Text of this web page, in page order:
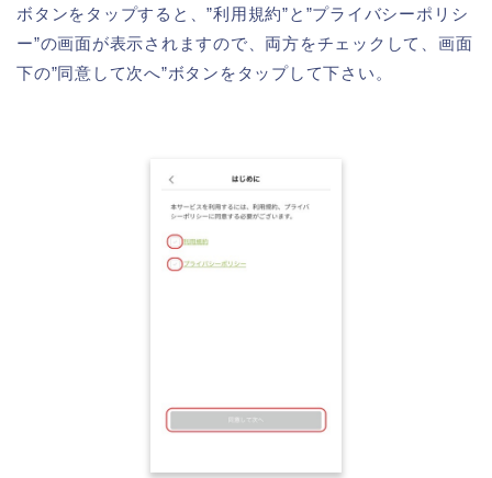
ボタンをタップすると、”利用規約”と”プライバシーポリシ
ー”の画面が表示されますので、両方をチェックして、画面
下の”同意して次へ”ボタンをタップして下さい。